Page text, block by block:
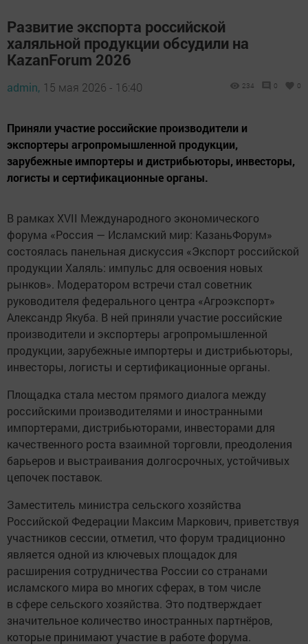
Развитие экспорта российской
халяльной продукции обсудили на
KazanForum 2026
admin, 15 мая 2026 - 16:40 234 0 0
Приняли участие российские производители и
экспортеры агропромышленной продукции,
зарубежные импортеры и дистрибьюторы, инвесторы,
логисты и сертификационные органы.
В рамках XVII Международного экономического
форума «Россия — Исламский мир: КазаньФорум»
состоялась панельная дискуссия «Экспорт российской
продукции Халяль: импульс для освоения новых
рынков». Модератором встречи стал советник
руководителя федерального центра «Агроэкспорт»
Александр Якуба. В ней приняли участие российские
производители и экспортеры агропромышленной
продукции, зарубежные импортеры и дистрибьюторы,
инвесторы, логисты и сертификационные органы.
Площадка стала местом прямого диалога между
российскими производителями и иностранными
импортерами, дистрибьюторами, инвесторами для
качественного роста взаимной торговли, преодоления
барьеров и выстраивания долгосрочных, устойчивых
цепочек поставок.
Заместитель министра сельского хозяйства
Российской Федерации Максим Маркович, приветствуя
участников сессии, отметил, что форум традиционно
является одной из ключевых площадок для
расширения сотрудничества России со странами
исламского мира во многих сферах, в том числе
в сфере сельского хозяйства. Это подтверждает
значительное количество иностранных партнёров,
которые принимают участие в работе форума.